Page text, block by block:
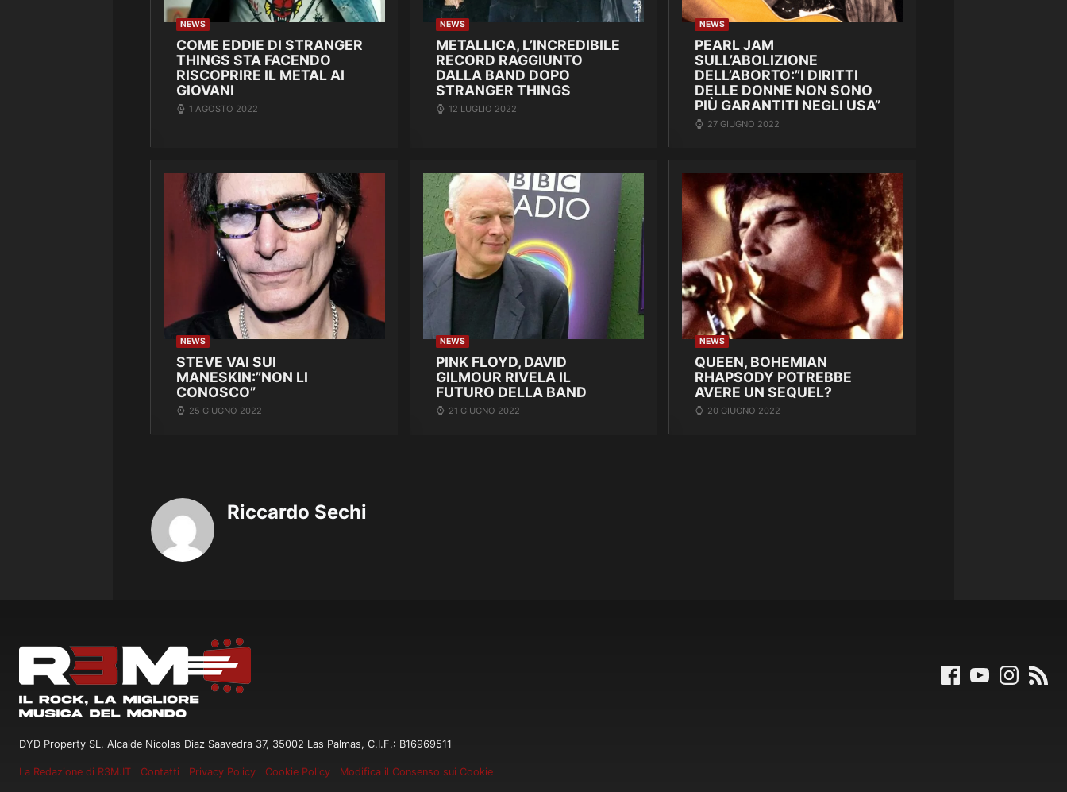
NEWS
COME EDDIE DI STRANGER
THINGS STA FACENDO
RISCOPRIRE IL METAL AI
GIOVANI
1 AGOSTO 2022
NEWS
METALLICA, L’INCREDIBILE
RECORD RAGGIUNTO
DALLA BAND DOPO
STRANGER THINGS
12 LUGLIO 2022
NEWS
PEARL JAM
SULL’ABOLIZIONE
DELL’ABORTO:”I DIRITTI
DELLE DONNE NON SONO
PIÙ GARANTITI NEGLI USA”
27 GIUGNO 2022
NEWS
STEVE VAI SUI
MANESKIN:”NON LI
CONOSCO”
25 GIUGNO 2022
NEWS
PINK FLOYD, DAVID
GILMOUR RIVELA IL
FUTURO DELLA BAND
21 GIUGNO 2022
NEWS
QUEEN, BOHEMIAN
RHAPSODY POTREBBE
AVERE UN SEQUEL?
20 GIUGNO 2022
Riccardo Sechi
DYD Property SL, Alcalde Nicolas Diaz Saavedra 37, 35002 Las Palmas, C.I.F.: B16969511
La Redazione di R3M.IT Contatti Privacy Policy Cookie Policy Modifica il Consenso sui Cookie